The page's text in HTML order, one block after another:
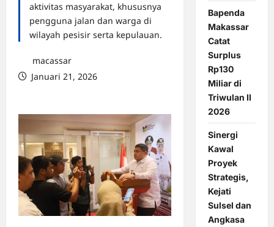
aktivitas masyarakat, khususnya
pengguna jalan dan warga di
wilayah pesisir serta kepulauan.
macassar
Januari 21, 2026
Bapenda
Makassar
Catat
Surplus
Rp130
Miliar di
Triwulan II
2026
Sinergi
Kawal
Proyek
Strategis,
Kejati
Sulsel dan
Angkasa